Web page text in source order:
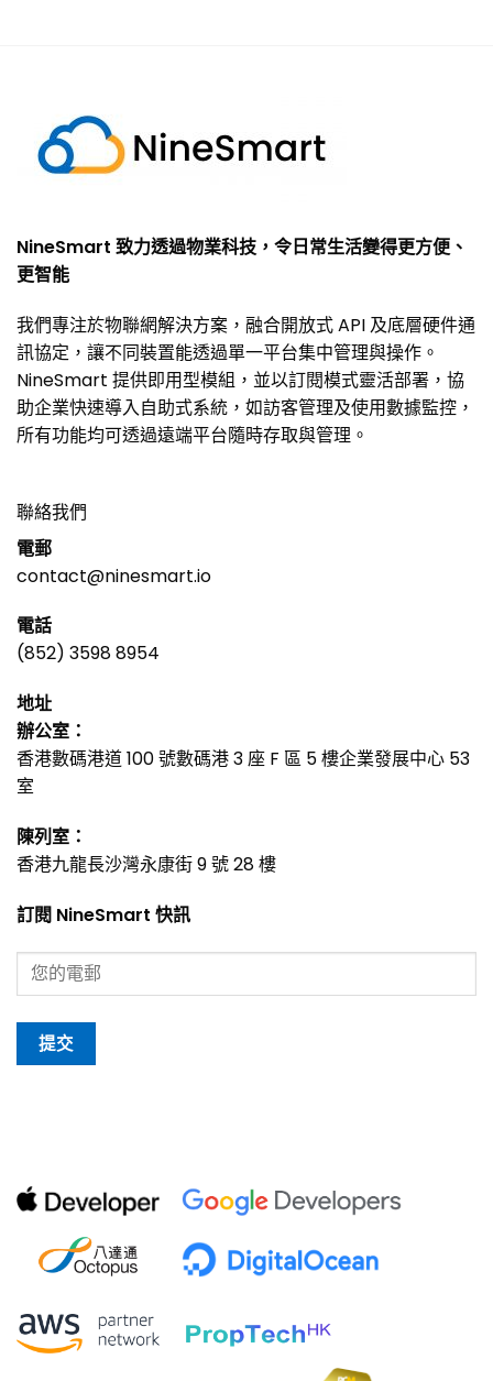
NineSmart 致力透過物業科技，令日常生活變得更方便、
更智能
我們專注於物聯網解決方案，融合開放式 API 及底層硬件通
訊協定，讓不同裝置能透過單一平台集中管理與操作。
NineSmart 提供即用型模組，並以訂閱模式靈活部署，協
助企業快速導入自助式系統，如訪客管理及使用數據監控，
所有功能均可透過遠端平台隨時存取與管理。
聯絡我們
電郵
contact@ninesmart.io
電話
(852) 3598 8954
地址
辦公室：
香港數碼港道 100 號數碼港 3 座 F 區 5 樓企業發展中心 53
室
陳列室：
香港九龍長沙灣永康街 9 號 28 樓
訂閱 NineSmart 快訊